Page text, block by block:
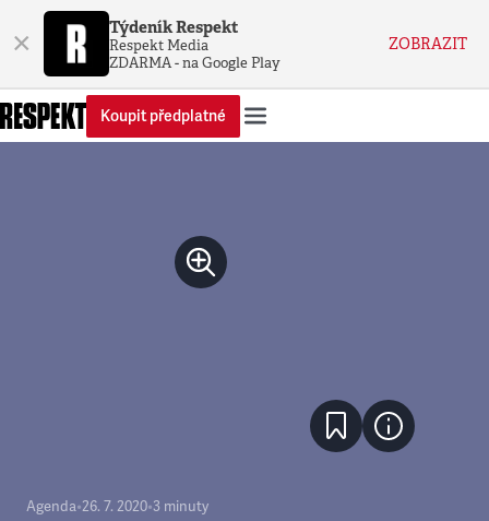
× Týdeník Respekt
Respekt Media
ZDARMA - na Google Play
ZOBRAZIT
Koupit předplatné
Agenda•26. 7. 2020•3 minuty